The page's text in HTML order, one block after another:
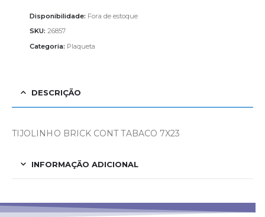
Disponibilidade: Fora de estoque
SKU: 26857
Categoria: Plaqueta
DESCRIÇÃO
TIJOLINHO BRICK CONT TABACO 7X23
INFORMAÇÃO ADICIONAL